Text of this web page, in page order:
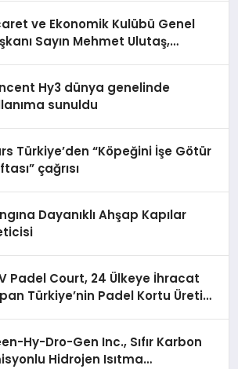
ve Ekonomik Kulübü Genel
Sayın Mehmet Ulutaş,
Hy3 dünya genelinde
sunuldu
Türkiye’den “Köpeğini İşe Götür
çağrısı
Dayanıklı Ahşap Kapılar
Padel Court, 24 Ülkeye İhracat
Türkiye’nin Padel Kortu Üretim
Hy-Dro-Gen Inc., Sıfır Karbon
Hidrojen Isıtma